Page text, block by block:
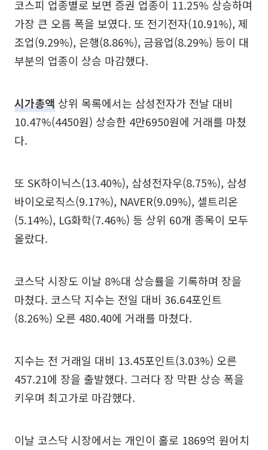
코스피 업종별로 보면 증권 업종이 11.25% 상승하며
가장 큰 오름 폭을 보였다. 또 전기전자(10.91%), 제
조업(9.29%), 은행(8.86%), 금융업(8.29%) 등이 대
부분의 업종이 상승 마감했다.
시가총액 상위 목록에서는 삼성전자가 전날 대비
10.47%(4450원) 상승한 4만6950원에 거래를 마쳤
다.
또 SK하이닉스(13.40%), 삼성전자우(8.75%), 삼성
바이오로직스(9.17%), NAVER(9.09%), 셀트리온
(5.14%), LG화학(7.46%) 등 상위 60개 종목이 모두
올랐다.
코스닥 시장도 이날 8%대 상승률을 기록하며 장을
마쳤다. 코스닥 지수는 전일 대비 36.64포인트
(8.26%) 오른 480.40에 거래를 마쳤다.
지수는 전 거래일 대비 13.45포인트(3.03%) 오른
457.21에 장을 출발했다. 그러다 장 막판 상승 폭을
키우며 최고가로 마감했다.
이날 코스닥 시장에서는 개인이 홀로 1869억 원어치